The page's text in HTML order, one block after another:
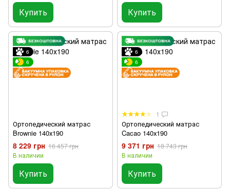
Купить Купить
6
6
Ортопедический матрас
Brownie 140х190
8 229 грн 16 457 грн
В наличии
Купить
6
6
1
Ортопедический матрас
Cacao 140х190
9 371 грн 18 743 грн
В наличии
Купить